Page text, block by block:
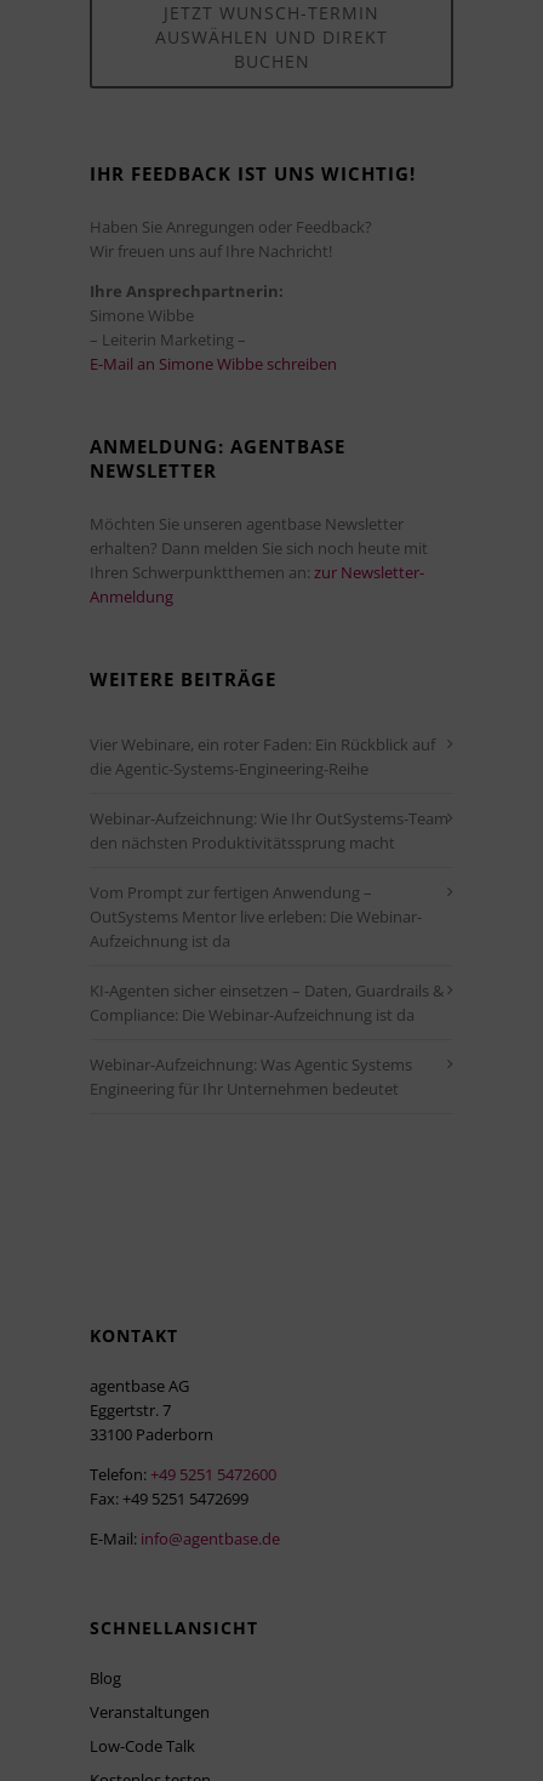
JETZT WUNSCH-TERMIN
AUSWÄHLEN UND DIREKT
BUCHEN
IHR FEEDBACK IST UNS WICHTIG!
Haben Sie Anregungen oder Feedback?
Wir freuen uns auf Ihre Nachricht!
Ihre Ansprechpartnerin:
Simone Wibbe
– Leiterin Marketing –
E-Mail an Simone Wibbe schreiben
ANMELDUNG: AGENTBASE
NEWSLETTER
Möchten Sie unseren agentbase Newsletter
erhalten? Dann melden Sie sich noch heute mit
Ihren Schwerpunktthemen an: zur Newsletter-
Anmeldung
WEITERE BEITRÄGE
Vier Webinare, ein roter Faden: Ein Rückblick auf
die Agentic-Systems-Engineering-Reihe
Webinar-Aufzeichnung: Wie Ihr OutSystems-Team
den nächsten Produktivitätssprung macht
Vom Prompt zur fertigen Anwendung –
OutSystems Mentor live erleben: Die Webinar-
Aufzeichnung ist da
KI-Agenten sicher einsetzen – Daten, Guardrails &
Compliance: Die Webinar-Aufzeichnung ist da
Webinar-Aufzeichnung: Was Agentic Systems
Engineering für Ihr Unternehmen bedeutet
KONTAKT
agentbase AG
Eggertstr. 7
33100 Paderborn
Telefon: +49 5251 5472600
Fax: +49 5251 5472699
E-Mail: info@agentbase.de
SCHNELLANSICHT
Blog
Veranstaltungen
Low-Code Talk